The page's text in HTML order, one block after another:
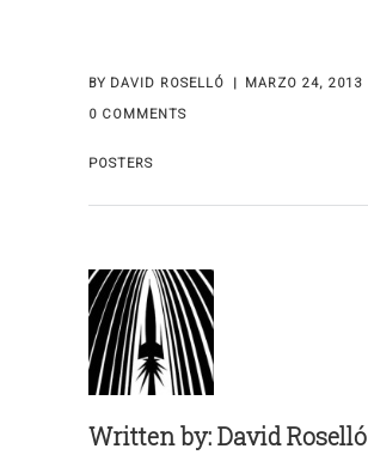
BY DAVID ROSELLÓ
MARZO 24, 2013
0 COMMENTS
POSTERS
Written by:David Roselló